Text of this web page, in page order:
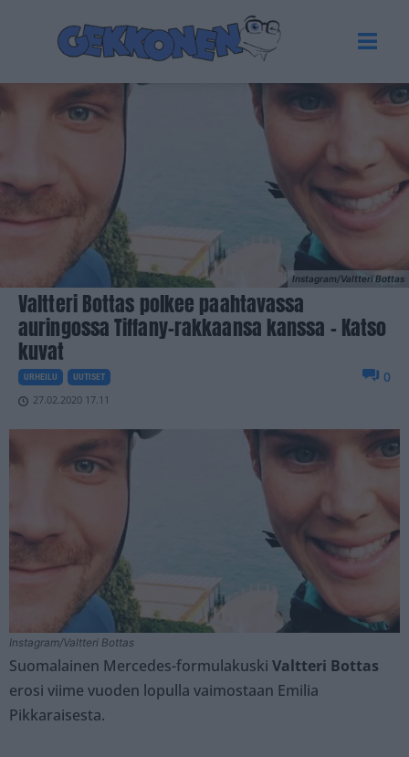
Instagram/Valtteri Bottas
Valtteri Bottas polkee paahtavassa
auringossa Tiffany-rakkaansa kanssa – Katso
kuvat
URHEILU UUTISET
27.02.2020 17.11
0
Instagram/Valtteri Bottas
Suomalainen Mercedes-formulakuski Valtteri Bottas
erosi viime vuoden lopulla vaimostaan Emilia
Pikkaraisesta.